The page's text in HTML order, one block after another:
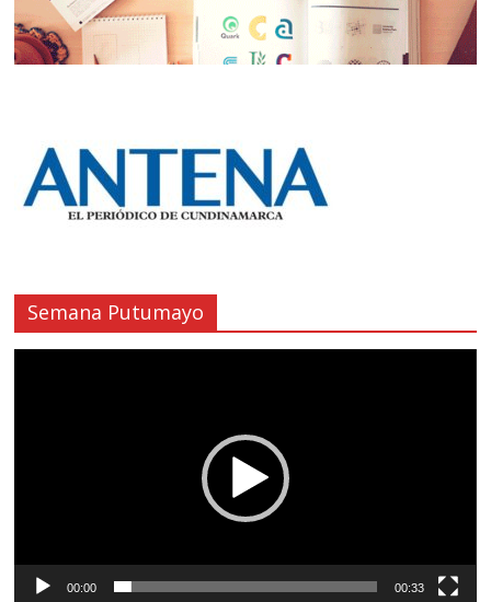
Semana Putumayo
00:00 00:33